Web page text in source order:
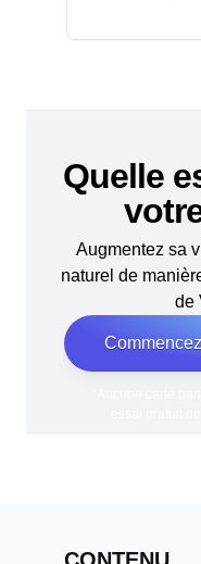
Quelle
Augmentez sa
naturel de
de
CONTENU